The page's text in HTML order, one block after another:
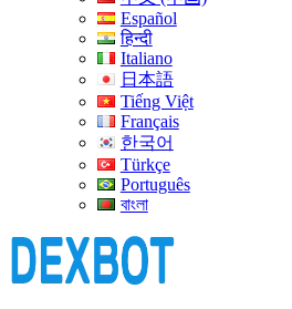
Español
हिन्दी
Italiano
日本語
Tiếng Việt
Français
한국어
Türkçe
Português
বাংলা